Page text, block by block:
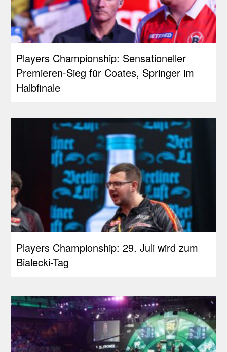
Players Championship: Sensationeller
Premieren-Sieg für Coates, Springer im
Halbfinale
Players Championship: 29. Juli wird zum
Bialecki-Tag